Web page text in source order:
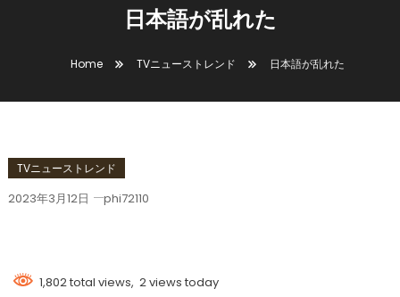
日本語が乱れた
Home TVニューストレンド 日本語が乱れた
TVニューストレンド
2023年3月12日 phi72110
1,802 total views, 2 views today